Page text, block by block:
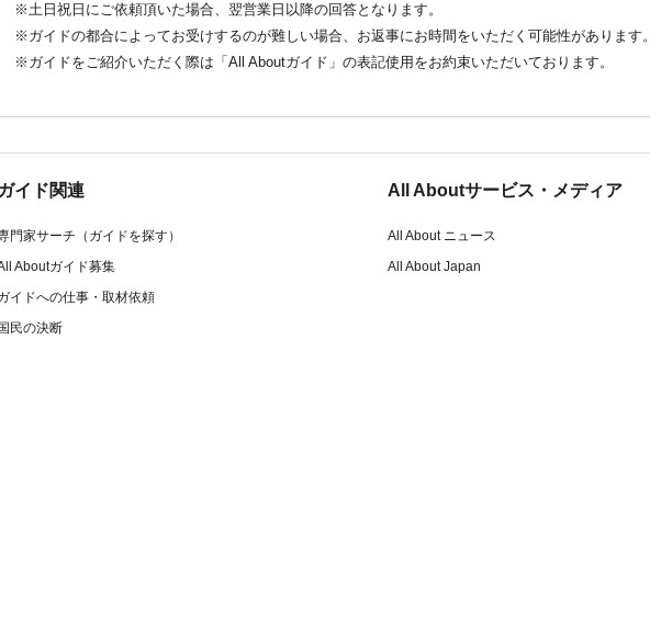
※土日祝日にご依頼頂いた場合、翌営業日以降の回答となります。
※ガイドの都合によってお受けするのが難しい場合、お返事にお時間をいただく可能性があります。
※ガイドをご紹介いただく際は「All Aboutガイド」の表記使用をお約束いただいております。
ガイド関連
門家サーチ（ガイドを探す）
Aboutガイド募集
イドへの仕事・取材依頼
国民の決断
All Aboutサービス・メディア
All About ニュース
All About Japan